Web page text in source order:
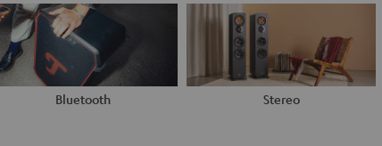
Bluetooth Stereo